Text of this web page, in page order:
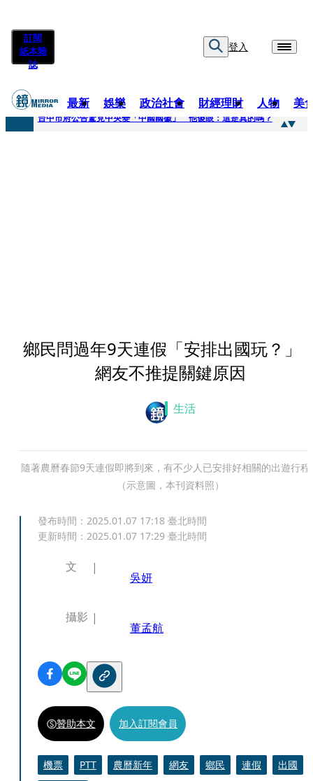
訂閱
紙本雜
誌
登入
最新 娛樂 政治社會 財經理財 人物 美
快訊
台中市府公告驚見中央變「中國國徽」 他傻眼：這是真的嗎？
鄉民問過年9天連假「安排出國玩？
網友不推提關鍵原因
生活
隨著農曆春節9天連假即將到來，有不少人已安排好相關的出遊行程
（示意圖，本刊資料照）
發布時間： 2025.01.07 17:18 臺北時間
更新時間： 2025.01.07 17:29 臺北時間
文
吳妍
攝影
董孟航
贊助本文 加入訂閱會員
機票 PTT 農曆新年 網友 鄉民 連假
出國